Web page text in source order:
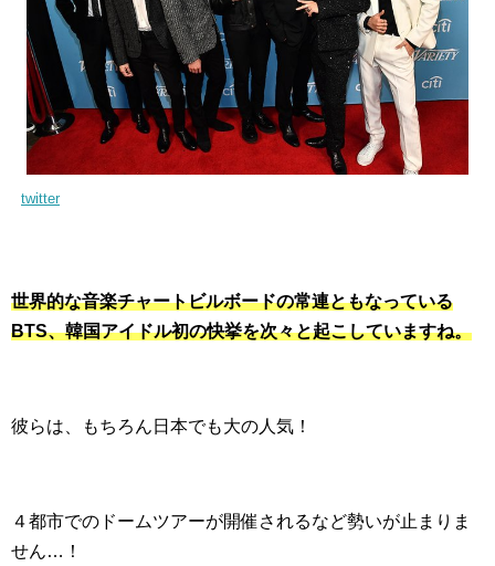
twitter
世界的な音楽チャートビルボードの常連ともなっている
BTS、韓国アイドル初の快挙を次々と起こしていますね。
彼らは、もちろん日本でも大の人気！
４都市でのドームツアーが開催されるなど勢いが止まりま
せん…！